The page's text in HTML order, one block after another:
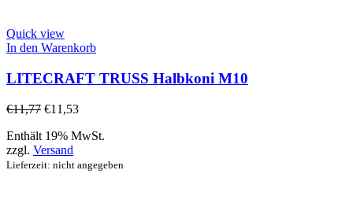
Quick view
In den Warenkorb
LITECRAFT TRUSS Halbkoni M10
€11,77 €11,53
Enthält 19% MwSt.
zzgl. Versand
Lieferzeit: nicht angegeben